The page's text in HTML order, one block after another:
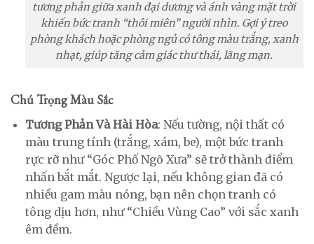
tương phản giữa xanh đại dương và ánh vàng mặt trời
khiến bức tranh “thôi miên” người nhìn. Gợi ý treo
phòng khách hoặc phòng ngủ có tông màu trắng, xanh
nhạt, giúp tăng cảm giác thư thái, lãng mạn.
Chú Trọng Màu Sắc
Tương Phản Và Hài Hòa: Nếu tường, nội thất có
màu trung tính (trắng, xám, be), một bức tranh
rực rỡ như “Góc Phố Ngõ Xưa” sẽ trở thành điểm
nhấn bắt mắt. Ngược lại, nếu không gian đã có
nhiều gam màu nóng, bạn nên chọn tranh có
tông dịu hơn, như “Chiều Vùng Cao” với sắc xanh
êm đềm.